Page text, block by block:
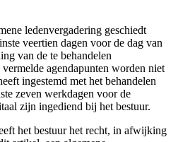
ledenvergadering geschiedt
veertien dagen voor de dag van
van de te behandelen
agendapunten worden niet
ingestemd met het behandelen
zeven werkdagen voor de
zijn ingediend bij het bestuur.
het bestuur het recht, in afwijking